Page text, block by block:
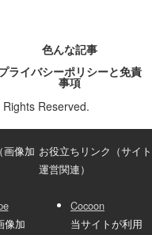
色んな記事
ライバシーポリシーと免責
事項
Reserved.
画像加
像加
お役立ちリンク（サイト
運営関連）
Cocoon
当サイトが利用